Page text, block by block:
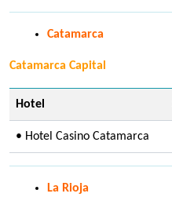
Catamarca
Catamarca Capital
Hotel
• Hotel Casino Catamarca
La Rioja